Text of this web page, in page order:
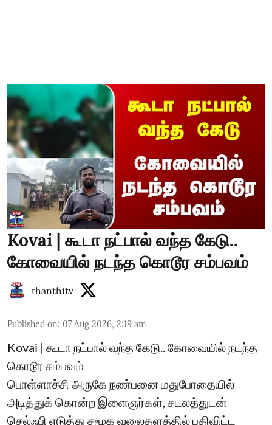
Kovai | கூடா நட்பால் வந்த கேடு..
கோவையில் நடந்த கொடூர சம்பவம்
thanthitv
Published on: 07 Aug 2026, 2:19 am
Kovai | கூடா நட்பால் வந்த கேடு.. கோவையில் நடந்த
கொடூர சம்பவம்
பொள்ளாச்சி அருகே நண்பனை மதுபோதையில்
அடித்துக் கொன்ற இளைஞர்கள், சடலத்துடன்
செல்ஃபி எடுத்து சமூக வலைதளத்தில் பதிவிட்ட